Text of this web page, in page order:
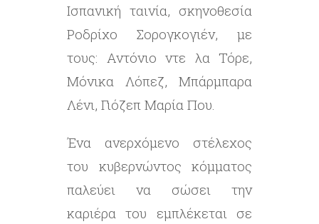
Ισπανική ταινία, σκηνοθεσία
Ροδρίχο Σορογκογιέν, με
τους: Αντόνιο ντε λα Τόρε,
Μόνικα Λόπεζ, Μπάρμπαρα
Λένι, Γιόζεπ Μαρία Που.
Ένα ανερχόμενο στέλεχος
του κυβερνώντος κόμματος
παλεύει να σώσει την
καριέρα του εμπλέκεται σε